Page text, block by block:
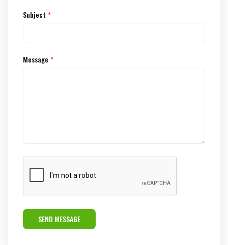
Subject *
Message *
SEND MESSAGE